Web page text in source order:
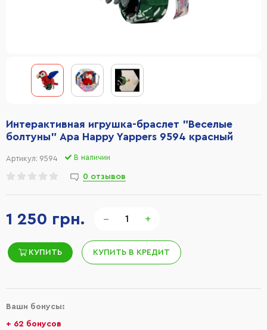
1 250 грн. − +
КУПИТЬ КУПИТЬ В КРЕДИТ
Интерактивная игрушка-браслет "Веселые
болтуны" Ара Happy Yappers 9594 красный
Артикул: 9594 В наличии
0 отзывов
Ваши бонусы:
+ 62 бонусов